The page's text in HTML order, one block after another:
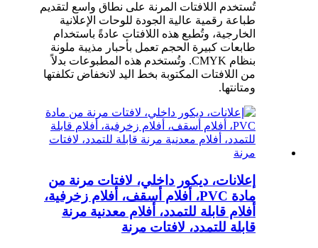
تُستخدم اللافتات المرنة على نطاق واسع لتقديم
طباعة رقمية عالية الجودة للوحات الإعلانية
الخارجية، وتُطبع هذه اللافتات عادةً باستخدام
طابعات كبيرة الحجم تعمل بأحبار مذيبة ملونة
بنظام CMYK. وتُستخدم هذه المطبوعات بدلاً
من اللافتات المكتوبة بخط اليد لانخفاض تكلفتها
ومتانتها.
إعلانات، ديكور داخلي، لافتات مرنة من
مادة PVC، أفلام أسقف، أفلام زخرفية،
أفلام قابلة للتمدد، أفلام معدنية مرنة
قابلة للتمدد، لافتات مرنة